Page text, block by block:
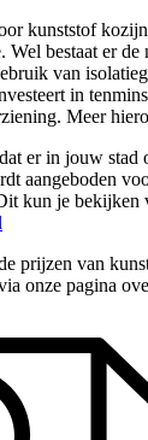
kunststof
Wel bestaat er
van
in
Meer
er in jouw stad
aangeboden
kun je bekijken
prijzen van
onze pagina